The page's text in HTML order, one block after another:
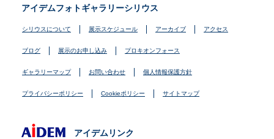
アイデムフォトギャラリーシリウス
シリウスについて 展示スケジュール アーカイブ アクセス
ブログ 展示のお申し込み プロキオンフォース
ギャラリーマップ お問い合わせ 個人情報保護方針
プライバシーポリシー Cookieポリシー サイトマップ
アイデムリンク